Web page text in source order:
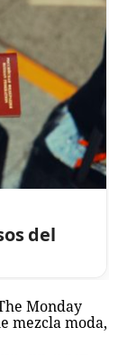
del
Monday
mezcla moda,